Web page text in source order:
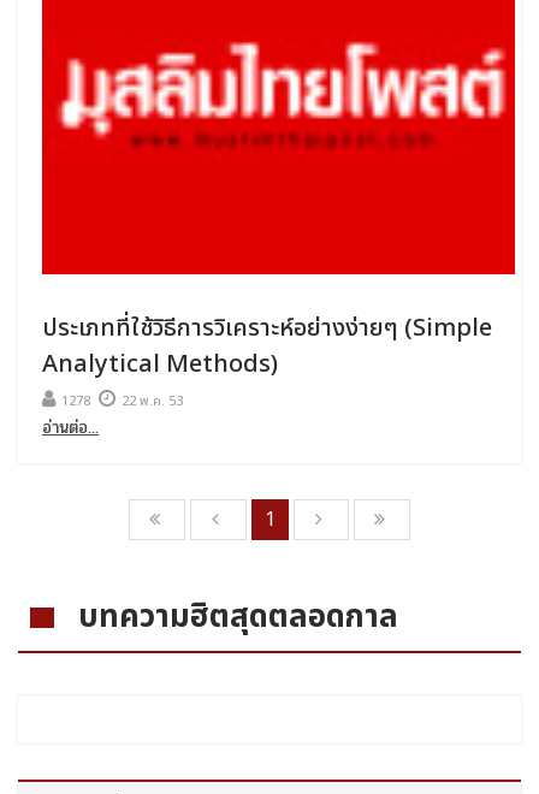
ประเภทที่ใช้วิธีการวิเคราะห์อย่างง่ายๆ (Simple
Analytical Methods)
1278 22 พ.ค. 53
อ่านต่อ...
1
บทความฮิตสุดตลอดกาล